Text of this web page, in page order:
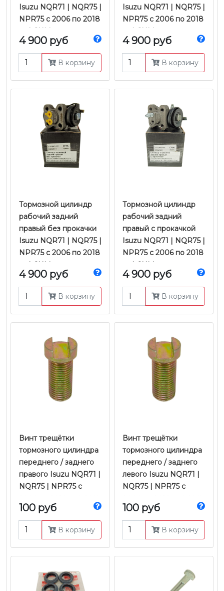
Isuzu NQR71 | NQR75 |
NPR75 с 2006 по 2018
гг. | CHM
4 900 руб
В корзину
Isuzu NQR71 | NQR75 |
NPR75 с 2006 по 2018
гг. | CHM
4 900 руб
В корзину
Тормозной цилиндр
рабочий задний
правый без прокачки
Isuzu NQR71 | NQR75 |
NPR75 с 2006 по 2018
гг. | CHM
4 900 руб
В корзину
Тормозной цилиндр
рабочий задний
правый с прокачкой
Isuzu NQR71 | NQR75 |
NPR75 с 2006 по 2018
гг. | CHM
4 900 руб
В корзину
Винт трещётки
тормозного цилиндра
переднего / заднего
правого Isuzu NQR71 |
NQR75 | NPR75 с
2006 по 2018 гг. | QML
100 руб
В корзину
Винт трещётки
тормозного цилиндра
переднего / заднего
левого Isuzu NQR71 |
NQR75 | NPR75 с
2006 по 2018 гг. | QML
100 руб
В корзину